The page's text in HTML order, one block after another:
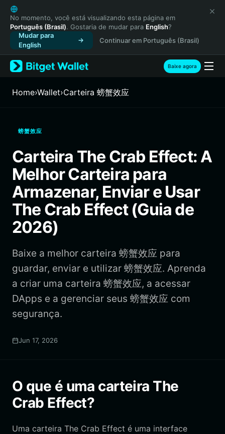
English
日本語
Tiếng Việt
Русский
Español (Latinoamérica)
Türkçe
Français
繁體中文
Bahasa Indonesia
ภาษาไทย
Español
Português (Brasil)
Español (Argentina)
No momento, você está visualizando esta página em
Português (Brasil). Gostaria de mudar para English?
Mudar para
English
Continuar em Português (Brasil)
Baixe agora
Home›Wallet›Carteira 螃蟹效应
螃蟹效应
Carteira The Crab Effect: A
Melhor Carteira para
Armazenar, Enviar e Usar
The Crab Effect (Guia de
2026)
Baixe a melhor carteira 螃蟹效应 para
guardar, enviar e utilizar 螃蟹效应. Aprenda
a criar uma carteira 螃蟹效应, a acessar
DApps e a gerenciar seus 螃蟹效应 com
segurança.
Jun 17, 2026
O que é uma carteira The
Crab Effect?
Uma carteira The Crab Effect é uma interface